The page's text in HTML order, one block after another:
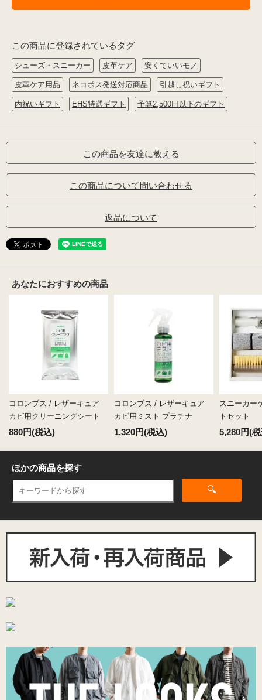
この商品に登録されているタグ
シューズ・スニーカー 皮革ケア 安くていいモノ
皮革ケア用品 ネコポス発送対応商品 引越し祝いギフト
内祝いギフト EHS特選ギフト 予算2,500円以下のギフト
この商品を友達に教える
この商品について問い合わせる
返品について
あなたにおすすめの商品
コロンブス / レザーキュア
カビ用クリーニングシート
880円(税込)
コロンブス / レザーキュア
カビ用ミスト プラチナ
1,320円(税込)
スニーカー
トセット
5,280円(
ほかの商品を探す
🔍